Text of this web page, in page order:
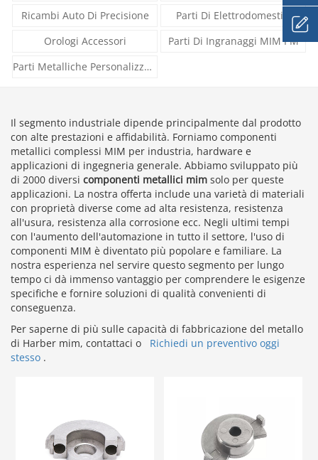
Ricambi Auto Di Precisione
Parti Di Elettrodomestici
Orologi Accessori
Parti Di Ingranaggi MIM PM
Parti Metalliche Personalizzate
Il segmento industriale dipende principalmente dal prodotto
con alte prestazioni e affidabilità. Forniamo componenti
metallici complessi MIM per industria, hardware e
applicazioni di ingegneria generale. Abbiamo sviluppato più
di 2000 diversi componenti metallici mim solo per queste
applicazioni. La nostra offerta include una varietà di materiali
con proprietà diverse come ad alta resistenza, resistenza
all'usura, resistenza alla corrosione ecc. Negli ultimi tempi
con l'aumento dell'automazione in tutto il settore, l'uso di
componenti MIM è diventato più popolare e familiare. La
nostra esperienza nel servire questo segmento per lungo
tempo ci dà immenso vantaggio per comprendere le esigenze
specifiche e fornire soluzioni di qualità convenienti di
conseguenza.
Per saperne di più sulle capacità di fabbricazione del metallo
di Harber mim, contattaci o
Richiedi un preventivo oggi
stesso .